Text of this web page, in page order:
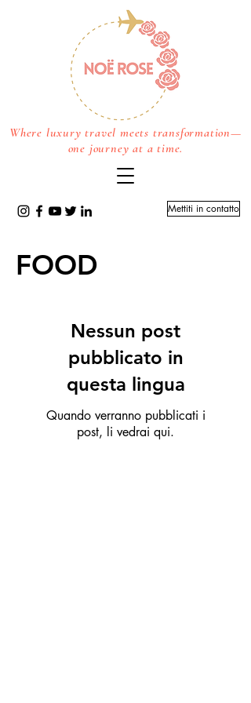
Where luxury travel meets transformation—
one journey at a time.
Mettiti in contatto
FOOD
Nessun post
pubblicato in
questa lingua
Quando verranno pubblicati i
post, li vedrai qui.